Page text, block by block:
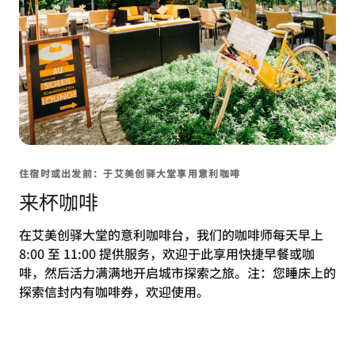
住宿时或出发前：于艾美创驿大堂享用意利咖啡
来杯咖啡
在艾美创驿大堂的意利咖啡台，我们的咖啡师每天早上
8:00 至 11:00 提供服务，欢迎于此享用快捷早餐或咖
啡，然后活力满满地开启城市探索之旅。注：您睡床上的
探索信封内有咖啡券，欢迎使用。